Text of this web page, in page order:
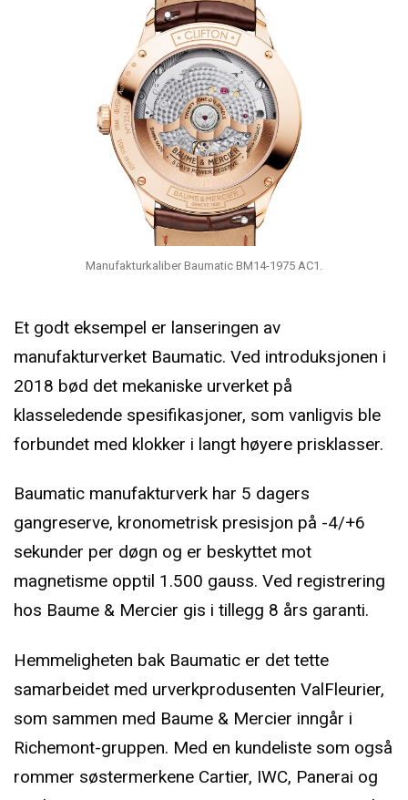
Manufakturkaliber Baumatic BM14-1975 AC1.
Et godt eksempel er lanseringen av
manufakturverket Baumatic. Ved introduksjonen i
2018 bød det mekaniske urverket på
klasseledende spesifikasjoner, som vanligvis ble
forbundet med klokker i langt høyere prisklasser.
Baumatic manufakturverk har 5 dagers
gangreserve, kronometrisk presisjon på -4/+6
sekunder per døgn og er beskyttet mot
magnetisme opptil 1.500 gauss. Ved registrering
hos Baume & Mercier gis i tillegg 8 års garanti.
Hemmeligheten bak Baumatic er det tette
samarbeidet med urverkprodusenten ValFleurier,
som sammen med Baume & Mercier inngår i
Richemont-gruppen. Med en kundeliste som også
rommer søstermerkene Cartier, IWC, Panerai og